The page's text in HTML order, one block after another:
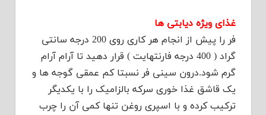
غذای ویژه دیابتی ها
فر را پیش از انجام هر کاری روی 200 درجه سانتی
گراد ( 400 درجه فارنتهایت ) قرار دهید تا آرام آرام
گرم شود.درون سینی فر نسبتا کم عمقی گوجه ها و
یک قاشق غذا خوری سرکه بالزامیک را با یکدیگر
ترکیب کرده و با اسپری روغن تنها کمی آن را چرب